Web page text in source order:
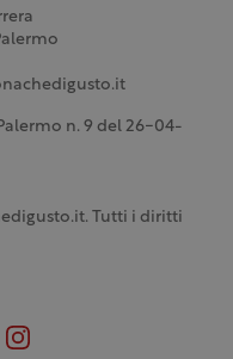
n. 9 del 26-04-
Tutti i diritti